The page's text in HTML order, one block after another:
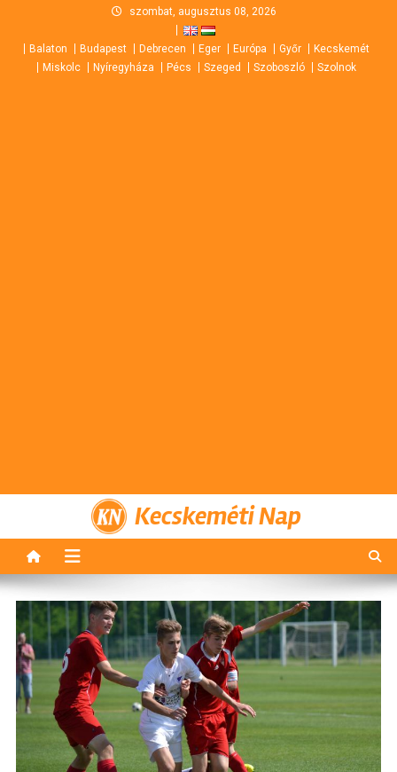
content
szombat, augusztus 08, 2026
Balaton Budapest Debrecen Eger Európa Győr
Kecskemét
Miskolc
Nyíregyháza Pécs Szeged Szoboszló Szolnok
Kecskeméti Nap